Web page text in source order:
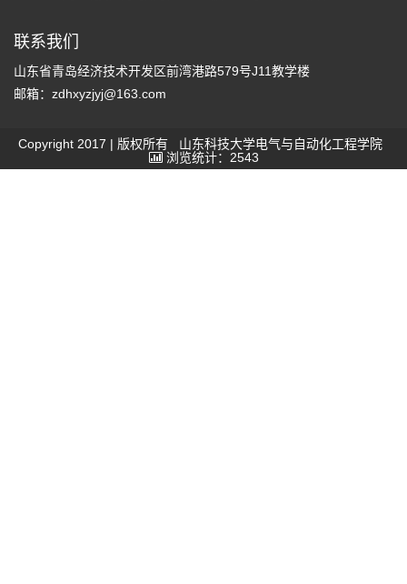
联系我们
山东省青岛经济技术开发区前湾港路579号J11教学楼
邮箱：zdhxyzjyj@163.com
Copyright 2017 | 版权所有 山东科技大学电气与自动化工程学院
浏览统计：2543